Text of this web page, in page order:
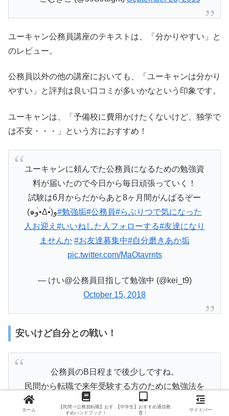
ユーキャン公務員講座のテキストは、「分かりやすい」と
のレビュー。
公務員以外の他の講座においても、「ユーキャンは分かり
やすい」と評判は良い口コミが多いかなという印象です。
ユーキャンは、「予備校に費用かけたくないけど、独学で
は不安・・・」という方におすすめ！
ユーキャンに頼んでた公務員になるための勉強資
料が届いたので今日から毎日頑張っていく！
試験は6月からだからあと8ヶ月間がんばるぞー
(๑و•̀Δ•́)و#勉強垢#公務員#らぶりつで気になった
人お迎え #いいねした人フォローする#友達になり
ませんか #お友達募集中#自分磨きあか垢
pic.twitter.com/MaOtavrnts
— けい@公務員目指して勉強中 (@kei_t9)
October 15, 2018
安いけど自分との戦い！
公務員のB日程まで後少しですね。
民間から転職で来年受験する方のために勉強法を
お伝えすると、
ホーム
【民間⇒公務員転職】おす
すめハンドブック！
【中学生】おすすめ通信教
育！
サイドバー